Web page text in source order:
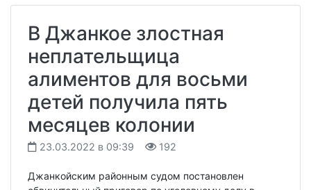
В Джанкое злостная
неплательщица
алиментов для восьми
детей получила пять
месяцев колонии
23.03.2022 в 09:39 192
Джанкойским районным судом постановлен